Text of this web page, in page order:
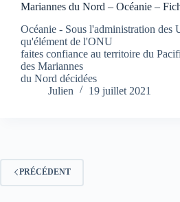
Mariannes du Nord – Océanie –
Océanie - Sous l'administration des
qu'élément de l'ONU
faites confiance au territoire du
des Mariannes
du Nord décidées
Julien
19 juillet 2021
PRÉCÉDENT